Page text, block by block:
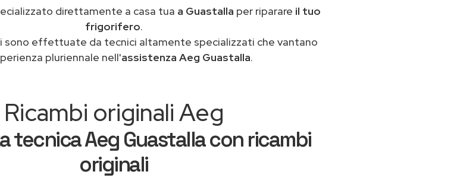
direttamente a casa tua a Guastalla per riparare il tuo
frigorifero.
sono effettuate da tecnici altamente specializzati che vantano
pluriennale nell'assistenza Aeg Guastalla.
Ricambi originali Aeg
tecnica Aeg Guastalla con ricambi
originali